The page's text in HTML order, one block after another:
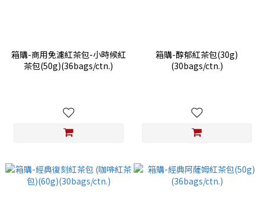
箱購-商用免濾紅茶包-小時候紅
茶包(50g)(36bags/ctn.)
箱購-醇郁紅茶包(30g)
(30bags/ctn.)